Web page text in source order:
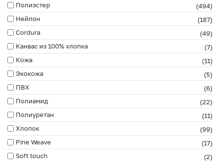
Полиэстер
(494)
Нейлон
(187)
Cordura
(49)
Канвас из 100% хлопка
(7)
Кожа
(11)
Экокожа
(5)
ПВХ
(6)
Полиамид
(22)
Полиуретан
(11)
Хлопок
(99)
Pine Weave
(17)
Soft touch
(2)